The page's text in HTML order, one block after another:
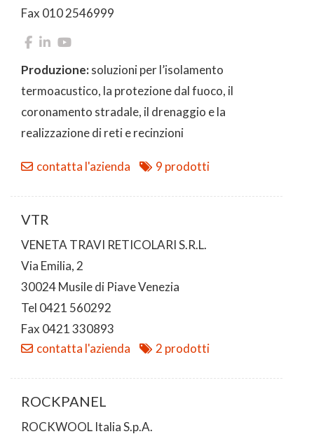
Fax 010 2546999
Produzione:soluzioni per l’isolamento
termoacustico, la protezione dal fuoco, il
coronamento stradale, il drenaggio e la
realizzazione di reti e recinzioni
contatta l'azienda 9 prodotti
VTR
VENETA TRAVI RETICOLARI S.R.L.
Via Emilia, 2
30024 Musile di Piave Venezia
Tel 0421 560292
Fax 0421 330893
contatta l'azienda
2 prodotti
ROCKPANEL
ROCKWOOL Italia S.p.A.